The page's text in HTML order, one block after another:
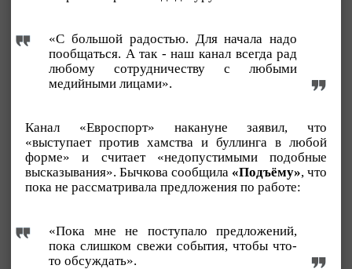
«С большой радостью. Для начала надо
пообщаться. А так - наш канал всегда рад
любому сотрудничеству с любыми
медийными лицами».
Канал «Евроспорт» накануне заявил, что
«выступает против хамства и буллинга в любой
форме» и считает «недопустимыми подобные
высказывания». Бычкова сообщила «Подъёму», что
пока не рассматривала предложения по работе:
«Пока мне не поступало предложений,
пока слишком свежи события, чтобы что-
то обсуждать».